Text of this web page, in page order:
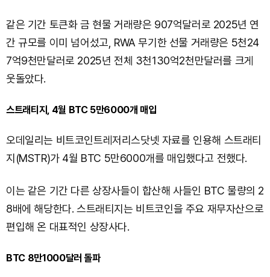
같은 기간 토큰화 금 현물 거래량은 907억달러로 2025년 연
간 규모를 이미 넘어섰고, RWA 무기한 선물 거래량은 5천24
7억9천만달러로 2025년 전체 3천130억2천만달러를 크게
웃돌았다.
스트래티지, 4월 BTC 5만6000개 매입
오데일리는 비트코인트레저리스닷넷 자료를 인용해 스트래티
지(MSTR)가 4월 BTC 5만6000개를 매입했다고 전했다.
이는 같은 기간 다른 상장사들이 합산해 사들인 BTC 물량의 2
8배에 해당한다. 스트래티지는 비트코인을 주요 재무자산으로
편입해 온 대표적인 상장사다.
BTC 8만1000달러 돌파